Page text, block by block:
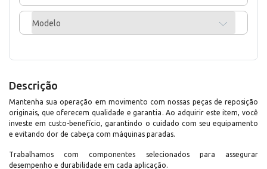
Modelo
Descrição
Mantenha sua operação em movimento com nossas peças de reposição
originais, que oferecem qualidade e garantia. Ao adquirir este item, você
investe em custo-benefício, garantindo o cuidado com seu equipamento
e evitando dor de cabeça com máquinas paradas.
Trabalhamos com componentes selecionados para assegurar
desempenho e durabilidade em cada aplicação.